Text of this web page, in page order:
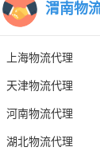
渭南物
上海物流代理
天津物流代理
河南物流代理
湖北物流代理